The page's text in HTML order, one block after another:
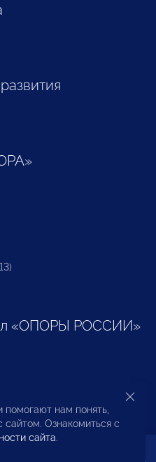
«ОПОРЫ РОССИИ»
и
нам понять,
сайтом. Ознакомиться с
сайта.